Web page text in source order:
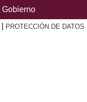
Gobierno
PROTECCIÓN DE DATOS